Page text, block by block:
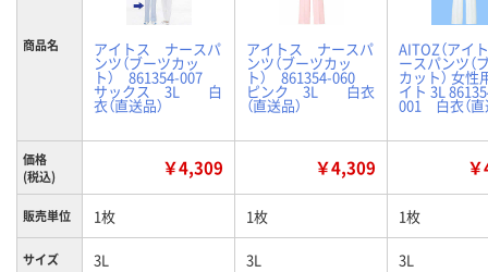
商品名 アイトス ナースパ
ンツ（ブーツカッ
ト） 861354-007
サックス 3L 白
衣（直送品）
アイトス ナースパ
ンツ（ブーツカッ
ト） 861354-060
ピンク 3L 白衣
（直送品）
AITOZ（アイ
ースパンツ（
カット） 女性
イト 3L
001 白衣（直
価格
(税込)
￥4,309 ￥4,309
販売単位 1枚 1枚 1枚
サイズ 3L 3L 3L